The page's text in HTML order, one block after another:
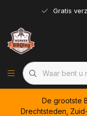
Gratis
De grootste
Drechtsteden,